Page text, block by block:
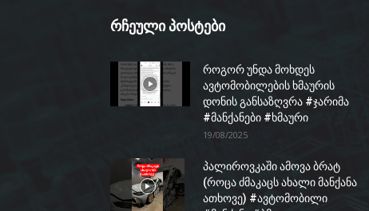
რჩეული პოსტები
როგორ უნდა მოხდეს
ავტომობილების ხმაურის
დონის განსაზღვრა #ჯარიმა
#მანქანები #ხმაური
19/08/2025
პალიროვკაში ამოვა ბრატ
(როცა ძმაკაცს ახალი მანქანა
ათხოვე) #ავტომობილი